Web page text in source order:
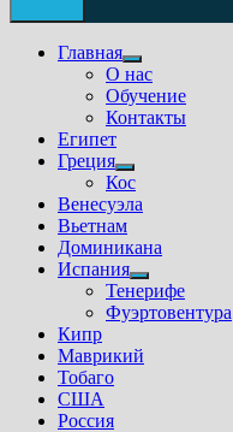
Главная
Показать
подменю
О нас
Обучение
Контакты
Египет
Греция
Показать
подменю
Кос
Венесуэла
Вьетнам
Доминикана
Испания
Показать
подменю
Тенерифе
Фуэртовентура
Кипр
Маврикий
Тобаго
США
Россия